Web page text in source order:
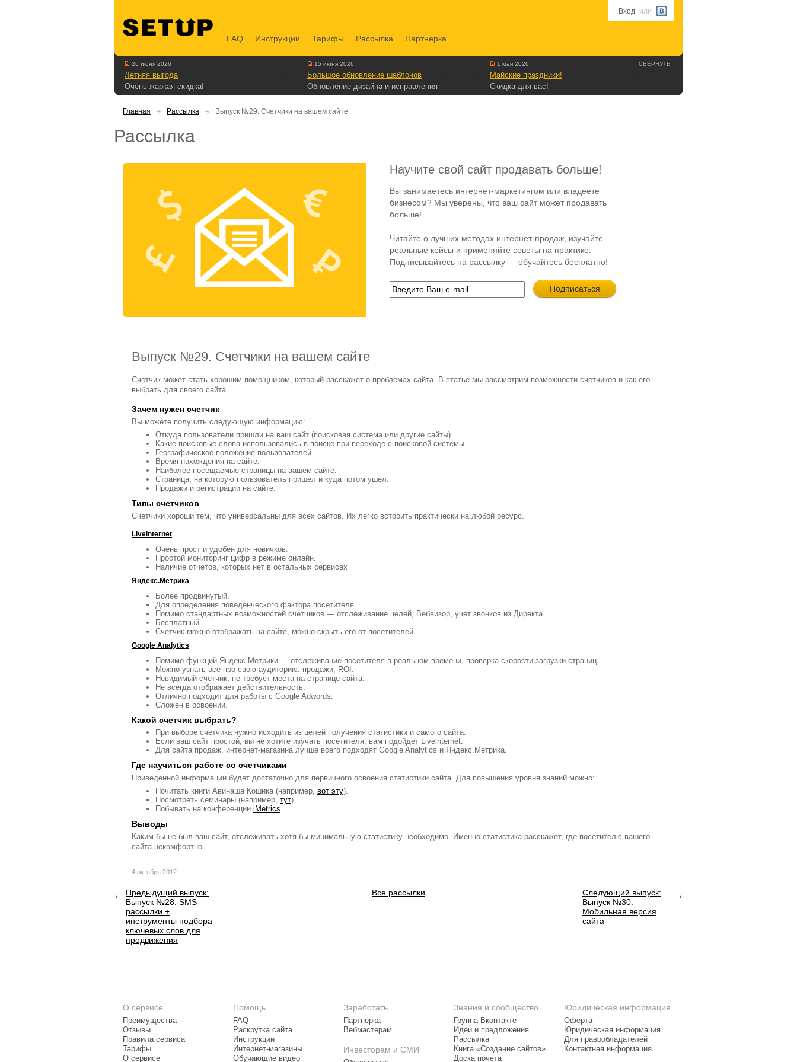
Вход или
FAQ Инструкции Тарифы Рассылка Партнерка
СВЕРНУТЬ
26 июня 2026
Летняя выгода
Очень жаркая скидка!
15 июня 2026
Большое обновление шаблонов
Обновление дизайна и исправления
1 мая 2026
Майские праздники!
Скидка для вас!
Главная Рассылка Выпуск №29. Счетчики на вашем сайте
Рассылка
Научите свой сайт продавать больше!
Вы занимаетесь интернет-маркетингом или владеете
бизнесом? Мы уверены, что ваш сайт может продавать
больше!
Читайте о лучших методах интернет-продаж, изучайте
реальные кейсы и применяйте советы на практике.
Подписывайтесь на рассылку — обучайтесь бесплатно!
Выпуск №29. Счетчики на вашем сайте
Счетчик может стать хорошим помощником, который расскажет о проблемах сайта. В статье мы рассмотрим возможности счетчиков и как его
выбрать для своего сайта.
Зачем нужен счетчик
Вы можете получить следующую информацию:
Откуда пользователи пришли на ваш сайт (поисковая система или другие сайты).
Какие поисковые слова использовались в поиске при переходе с поисковой системы.
Географическое положение пользователей.
Время нахождения на сайте.
Наиболее посещаемые страницы на вашем сайте.
Страница, на которую пользователь пришел и куда потом ушел.
Продажи и регистрации на сайте.
Типы счетчиков
Счетчики хороши тем, что универсальны для всех сайтов. Их легко встроить практически на любой ресурс.
Liveinternet
Очень прост и удобен для новичков.
Простой мониторинг цифр в режиме онлайн.
Наличие отчетов, которых нет в остальных сервисах
Яндекс.Метрика
Более продвинутый.
Для определения поведенческого фактора посетителя.
Помимо стандартных возможностей счетчиков — отслеживание целей, Вебвизор, учет звонков из Директа.
Бесплатный.
Счетчик можно отображать на сайте, можно скрыть его от посетителей.
Google Analytics
Помимо функций Яндекс.Метрики — отслеживание посетителя в реальном времени, проверка скорости загрузки страниц.
Можно узнать все про свою аудиторию: продажи, ROI.
Невидимый счетчик, не требует места на странице сайта.
Не всегда отображает действительность.
Отлично подходит для работы с Google Adwords.
Сложен в освоении.
Какой счетчик выбрать?
При выборе счетчика нужно исходить из целей получения статистики и самого сайта.
Если ваш сайт простой, вы не хотите изучать посетителя, вам подойдет Liveinternet.
Для сайта продаж, интернет-магазина лучше всего подходят Google Analytics и Яндекс.Метрика.
Где научиться работе со счетчиками
Приведенной информации будет достаточно для первичного освоения статистики сайта. Для повышения уровня знаний можно:
Почитать книги Авинаша Кошика (например, вот эту).
Посмотреть семинары (например, тут).
Побывать на конференции iMetrics.
Выводы
Каким бы не был ваш сайт, отслеживать хотя бы минимальную статистику необходимо. Именно статистика расскажет, где посетителю вашего
сайта некомфортно.
4 октября 2012
Предыдущий выпуск:
Выпуск №28. SMS-
рассылки +
инструменты подбора
ключевых слов для
продвижения
Все рассылки
Следующий выпуск:
Выпуск №30.
Мобильная версия
сайта
О сервисе
Преимущества
Отзывы
Правила сервиса
Тарифы
О сервисе
Помощь
FAQ
Раскрутка сайта
Инструкции
Интернет-магазины
Обучающие видео
Заработать
Партнерка
Вебмастерам
Инвесторам и СМИ
Знания и сообщество
Группа Вконтакте
Идеи и предложения
Рассылка
Книга «Создание сайтов»
Доска почета
Юридическая информация
Оферта
Юридическая информация
Для правообладателей
Контактная информация